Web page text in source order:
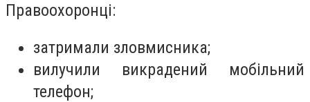
Правоохоронці:
затримали зловмисника;
вилучили викрадений мобільний
телефон;